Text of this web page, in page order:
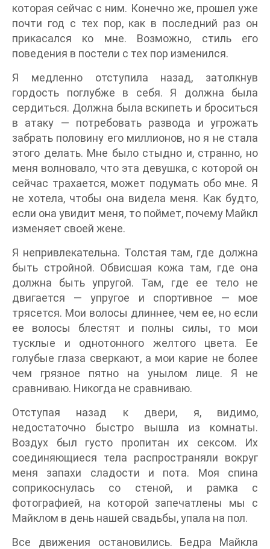
которая сейчас с ним. Конечно же, прошел уже
почти год с тех пор, как в последний раз он
прикасался ко мне. Возможно, стиль его
поведения в постели с тех пор изменился.
Я медленно отступила назад, затолкнув
гордость поглубже в себя. Я должна была
сердиться. Должна была вскипеть и броситься
в атаку — потребовать развода и угрожать
забрать половину его миллионов, но я не стала
этого делать. Мне было стыдно и, странно, но
меня волновало, что эта девушка, с которой он
сейчас трахается, может подумать обо мне. Я
не хотела, чтобы она видела меня. Как будто,
если она увидит меня, то поймет, почему Майкл
изменяет своей жене.
Я непривлекательна. Толстая там, где должна
быть стройной. Обвисшая кожа там, где она
должна быть упругой. Там, где ее тело не
двигается — упругое и спортивное — мое
трясется. Мои волосы длиннее, чем ее, но если
ее волосы блестят и полны силы, то мои
тусклые и однотонного желтого цвета. Ее
голубые глаза сверкают, а мои карие не более
чем грязное пятно на унылом лице. Я не
сравниваю. Никогда не сравниваю.
Отступая назад к двери, я, видимо,
недостаточно быстро вышла из комнаты.
Воздух был густо пропитан их сексом. Их
соединяющиеся тела распространяли вокруг
меня запахи сладости и пота. Моя спина
соприкоснулась со стеной, и рамка с
фотографией, на которой запечатлены мы с
Майклом в день нашей свадьбы, упала на пол.
Все движения остановились. Бедра Майкла